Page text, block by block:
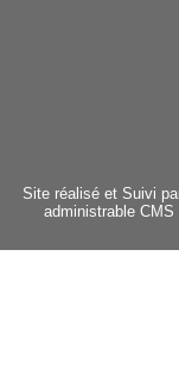
Site réalisé et Suivi
administrable